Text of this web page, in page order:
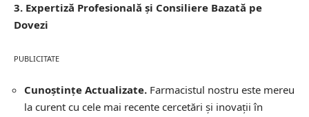
3. Expertiză Profesională și Consiliere Bazată pe
Dovezi
PUBLICITATE
Cunoștințe Actualizate. Farmacistul nostru este mereu
la curent cu cele mai recente cercetări și inovații în